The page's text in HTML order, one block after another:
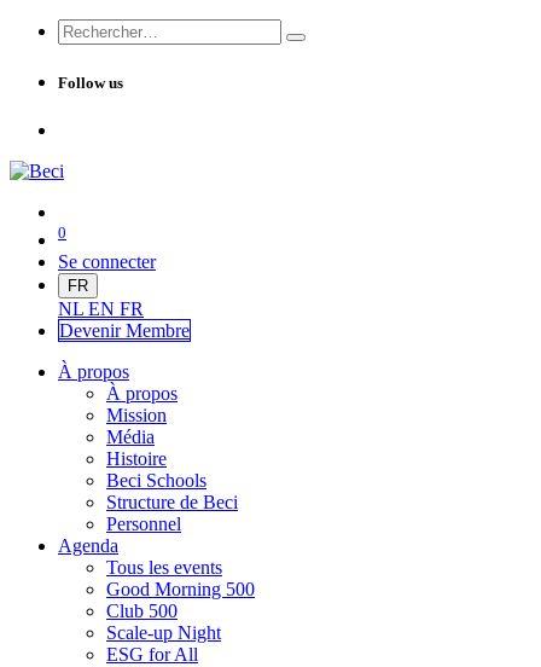
Follow us
0
Se connecter
FR
NL EN FR
Devenir Membre
À propos
À propos
Mission
Média
Histoire
Beci Schools
Structure de Beci
Personnel
Agenda
Tous les events
Good Morning 500
Club 500
Scale-up Night
ESG for All